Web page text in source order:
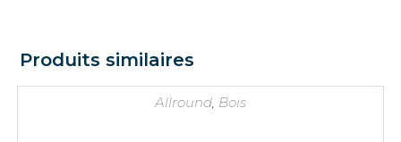
Produits similaires
Allround Bois